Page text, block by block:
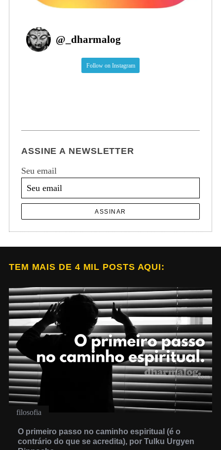
@ _dharmalog
Follow on Instagram
ASSINE A NEWSLETTER
Seu email
ASSINAR
TEM MAIS DE 4 MIL POSTS AQUI:
filosofia
O primeiro passo no caminho espiritual (é o
contrário do que se acredita), por Tulku Urgyen